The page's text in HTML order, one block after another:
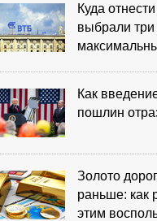
Куда
выбрали три
Как
пошлин
Золото
раньше: как
этим